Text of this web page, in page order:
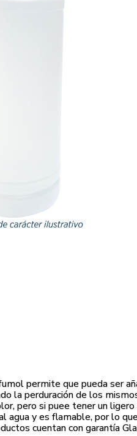
permite que pueda ser
la perduración de los
pero si puee tener un
agua y es flamable, por lo
cuentan con garantía